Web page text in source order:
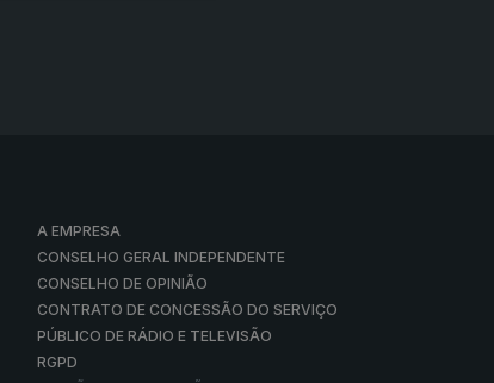
A EMPRESA
CONSELHO GERAL INDEPENDENTE
CONSELHO DE OPINIÃO
CONTRATO DE CONCESSÃO DO SERVIÇO
PÚBLICO DE RÁDIO E TELEVISÃO
RGPD